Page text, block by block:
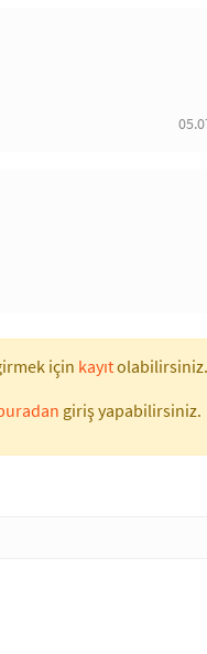
için kayıtolabilirsiniz.
giriş yapabilirsiniz.